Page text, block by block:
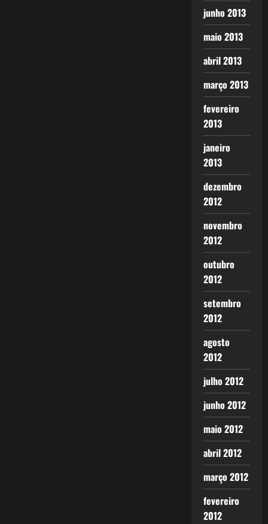
junho 2013
maio 2013
abril 2013
março 2013
fevereiro
2013
janeiro
2013
dezembro
2012
novembro
2012
outubro
2012
setembro
2012
agosto
2012
julho 2012
junho 2012
maio 2012
abril 2012
março 2012
fevereiro
2012